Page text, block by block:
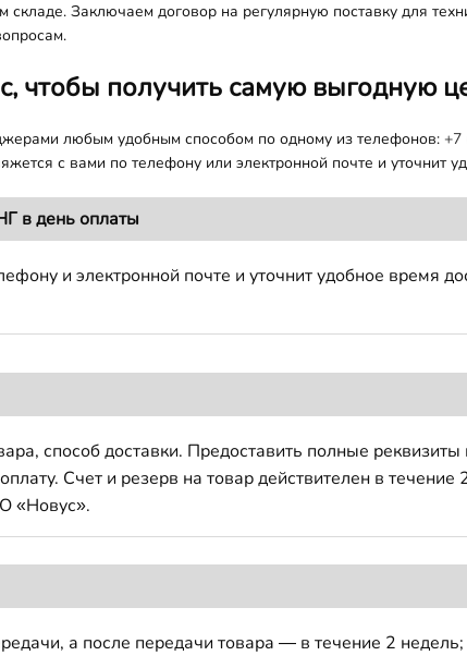
Заключаем договор на регулярную поставку для
чтобы получить самую выгодную
любым удобным способом по одному из телефонов: +7
с вами по телефону или электронной почте и уточнит
в день оплаты
и электронной почте и уточнит удобное время
способ доставки. Предоставить полные
Счет и резерв на товар действителен в течение
«Новус».
а после передачи товара — в течение 2 недель;